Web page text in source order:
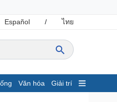
Español / ไทย
Văn hóa Giải trí